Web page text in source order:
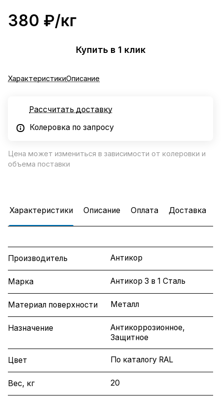
380 ₽/кг
Купить в 1 клик
ХарактеристикиОписание
Рассчитать доставку
Колеровка по запросу
Цена может измениться в зависимости от колеровки и
объема поставки
Характеристики Описание Оплата Доставка
Производитель Антикор
Марка Антикор 3 в 1 Сталь
Материал поверхности Металл
Назначение
Антикоррозионное,
Защитное
Цвет По каталогу RAL
Вес, кг 20